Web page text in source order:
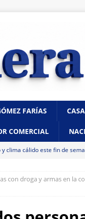
FARÍAS
COMERCIAL
clima cálido este fin de
Cuauhtémoc: liderazgos
Participativo 2027
con droga y armas en la